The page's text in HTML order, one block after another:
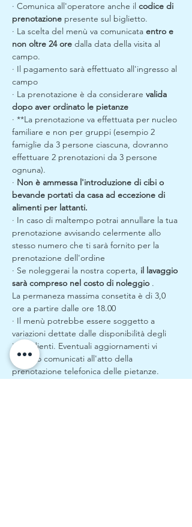
· Comunica all'operatore anche il codice di
prenotazione presente sul biglietto.
· La scelta del menù va comunicata entro e
non oltre 24 ore dalla data della visita al
campo.
· Il pagamento sarà effettuato all'ingresso al
campo
· La prenotazione è da considerare valida
dopo aver ordinato le pietanze
· **La prenotazione va effettuata per nucleo
familiare e non per gruppi (esempio 2
famiglie da 3 persone ciascuna, dovranno
effettuare 2 prenotazioni da 3 persone
ognuna).
· Non è ammessa l'introduzione di cibi o
bevande portati da casa ad eccezione di
alimenti per lattanti.
· In caso di maltempo potrai annullare la tua
prenotazione avvisando celermente allo
stesso numero che ti sarà fornito per la
prenotazione dell'ordine
· Se noleggerai la nostra coperta, il lavaggio
sarà compreso nel costo di noleggio .
La permaneza massima consetita è di 3,0
ore a partire dalle ore 18.00
· Il menù potrebbe essere soggetto a
variazioni dettate dalle disponibilità degli
ingredienti. Eventuali aggiornamenti vi
saranno comunicati all'atto della
prenotazione telefonica delle pietanze.